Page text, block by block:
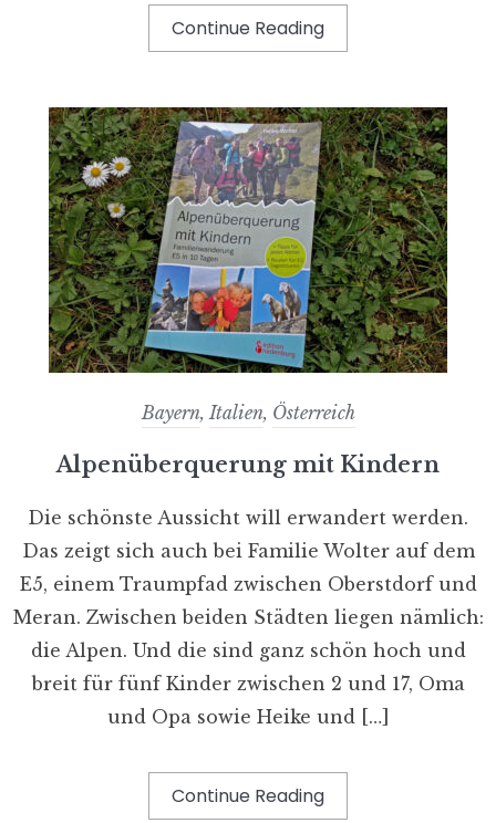
Continue Reading
Bayern, Italien, Österreich
Alpenüberquerung mit Kindern
Die schönste Aussicht will erwandert werden.
Das zeigt sich auch bei Familie Wolter auf dem
E5, einem Traumpfad zwischen Oberstdorf und
Meran. Zwischen beiden Städten liegen nämlich:
die Alpen. Und die sind ganz schön hoch und
breit für fünf Kinder zwischen 2 und 17, Oma
und Opa sowie Heike und […]
Continue Reading